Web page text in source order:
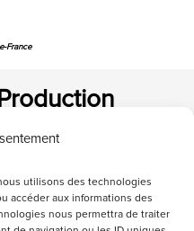
utilisons des technologies
accéder aux informations des
nous permettra de traiter
France